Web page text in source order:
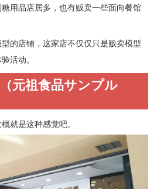
用品店居多，也有贩卖一些面向餐馆
的店铺，这家店不仅仅只是贩卖模型
活动。
元祖食品サンプル
就是这种感觉吧。